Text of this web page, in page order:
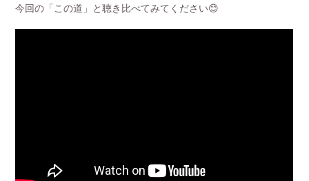
今回の「この道」と聴き比べてみてください😊